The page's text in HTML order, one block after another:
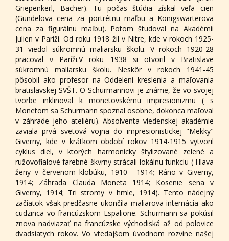
Griepenkerl, Bacher). Tu počas štúdia získal veľa cien
(Gundelova cena za portrétnu maľbu a Königswarterova
cena za figurálnu maľbu). Potom študoval na Akadémii
Julien v Paríži. Od roku 1918 žil v Nitre, kde v rokoch 1925-
31 viedol súkromnú maliarsku školu. V rokoch 1920-28
pracoval v Paríži.V roku 1938 si otvoril v Bratislave
súkromnú maliarsku školu. Neskôr v rokoch 1941-45
pôsobil ako profesor na Oddelení kreslenia a maľovania
bratislavskej SVŠT. O Schurmannovi je známe, že vo svojej
tvorbe inklinoval k monetovskému impresionizmu ( s
Monetom sa Schurmann spoznal osobne, dokonca maľoval
v záhrade jeho ateliéru). Absolventa viedenskej akadémie
zaviala prvá svetová vojna do impresionistickej "Mekky"
Giverny, kde v krátkom období rokov 1914-1915 vytvoril
cyklus diel, v ktorých harmonicky štylizované zelené a
ružovofialové farebné škvrny strácali lokálnu funkciu ( Hlava
ženy v červenom klobúku, 1910 --1914; Ráno v Giverny,
1914; Záhrada Clauda Moneta 1914; Kosenie sena v
Giverny, 1914; Tri stromy v hmle, 1914). Tento nádejný
začiatok však predčasne ukončila maliarova internácia ako
cudzinca vo francúzskom Espalione. Schurmann sa pokúsil
znova nadviazať na francúzske východiská až od polovice
dvadsiatych rokov. Vo vtedajšom úvodnom rozvine našej